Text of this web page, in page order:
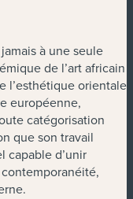
à une seule
de l’art africain
l’esthétique orientale
européenne,
catégorisation
que son travail
capable d’unir